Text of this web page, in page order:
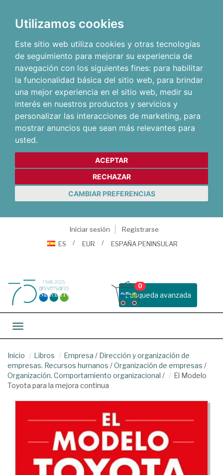
Utilizamos cookies
Este sitio web utiliza cookies y otras tecnologías
de seguimiento para mejorar su experiencia de
navegación con los siguientes fines: para habilitar
la funcionalidad básica del sitio web, para brindar
una mejor experiencia en el sitio web, medir su
interés en nuestros productos y servicios y
personalizar las interacciones de marketing, para
mostrar anuncios que sean más relevantes para
usted.
ACEPTAR
RECHAZAR
CAMBIAR PREFERENCIAS
Iniciar sesión
Registrarse
ES
EUR ESPAÑA PENINSULAR
Busqueda avanzada
0
Toggle navigation
Inicio Libros Empresa / Dirección y organización de
empresas. Recursos humanos /Organización de empresas /
Organización. Comportamiento organizacional /
El Modelo
Toyota para la mejora continua